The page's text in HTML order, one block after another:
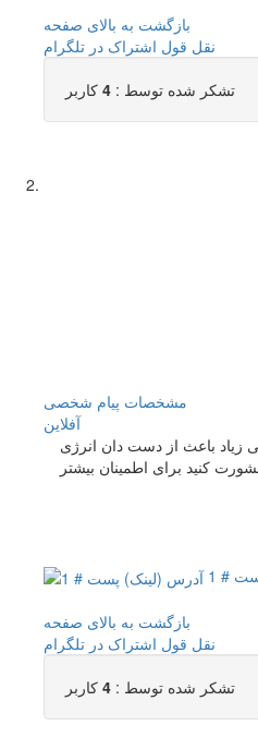
بازگشت به بالای صفحه
نقل قول اشتراک در تلگرام
تشکر شده توسط : 4 کاربر
مشخصات پیام شخصی
آفلاين
زیاد باعث از دست دان انرژی
کنید برای اطمینان بیشتر
# 1
بازگشت به بالای صفحه
نقل قول اشتراک در تلگرام
تشکر شده توسط : 4 کاربر